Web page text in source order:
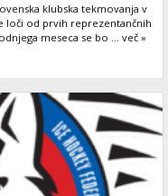
klubska tekmovanja v
loči od prvih reprezentančnih
meseca se bo ... več »